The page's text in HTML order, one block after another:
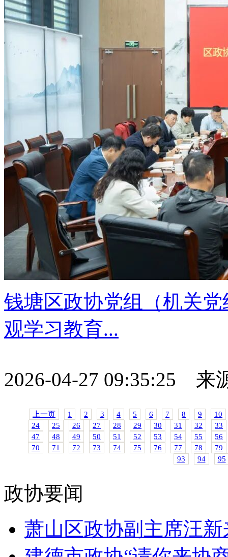
钱塘区政协党组（机关
观学习教育...
2026-04-27 09:35:25 来
上一页 1 2 3 4 5 6 7 8 9
10
24
25 26 27 28 29 30 31 32
33
47
48 49 50 51 52 53 54 55
56
70
71 72 73 74 75 76 77 78
79
93
94 95
政协要闻
萧山区政协副主席汪